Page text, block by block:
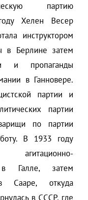
партию
Хелен Весер
инструктором
в Берлине затем
и пропаганды
в Ганновере.
партии и
партии
по партии
В 1933 году
в Галле, затем
Сааре, откуда
в СССР, где